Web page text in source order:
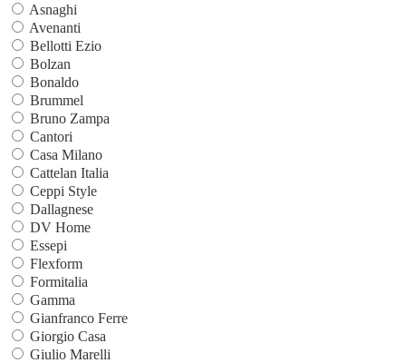
Asnaghi
Avenanti
Bellotti Ezio
Bolzan
Bonaldo
Brummel
Bruno Zampa
Cantori
Casa Milano
Cattelan Italia
Ceppi Style
Dallagnese
DV Home
Essepi
Flexform
Formitalia
Gamma
Gianfranco Ferre
Giorgio Casa
Giulio Marelli